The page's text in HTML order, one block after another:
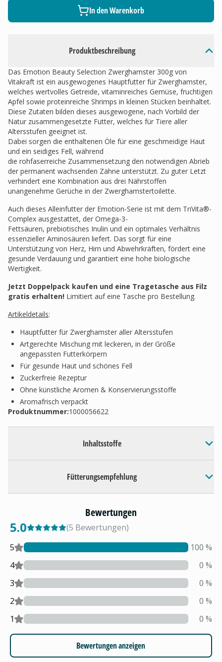
Produktbeschreibung
Das Emotion Beauty Selection Zwerghamster 300g von
Vitakraft ist ein ausgewogenes Hauptfutter für Zwerghamster,
welches wertvolles Getreide, vitaminreiches Gemüse, fruchtigen
Apfel sowie proteinreiche Shrimps in kleinen Stücken beinhaltet.
Diese Zutaten bilden dieses ausgewogene, nach Vorbild der
Natur zusammengesetzte Futter, welches für Tiere aller
Altersstufen geeignet ist.
Dabei sorgen die enthaltenen Öle für eine geschmeidige Haut
und ein seidiges Fell, während
die rohfaserreiche Zusammensetzung den notwendigen Abrieb
der permanent wachsenden Zähne unterstützt. Zu guter Letzt
verhindert eine Kombination aus drei Nährstoffen
unangenehme Gerüche in der Zwerghamstertoilette.
Auch dieses Alleinfutter der Emotion-Serie ist mit dem TriVita®-
Complex ausgestattet, der Omega-3-
Fettsäuren, prebiotisches Inulin und ein optimales Verhältnis
essenzieller Aminosäuren liefert. Das sorgt für eine
Unterstützung von Herz, Hirn und Abwehrkräften, fördert eine
gesunde Verdauung und garantiert eine hohe biologische
Wertigkeit.
Jetzt Doppelpack kaufen und eine Tragetasche aus Filz
gratis erhalten! Limitiert auf eine Tasche pro Bestellung.
Artikeldetails:
Hauptfutter für Zwerghamster aller Altersstufen
Artgerechte Mischung mit leckeren, in der Größe
angepassten Futterkörpern
Für gesunde Haut und schönes Fell
Zuckerfreie Rezeptur
Ohne künstliche Aromen & Konservierungsstoffe
Aromafrisch verpackt
Produktnummer:1000056622
Inhaltsstoffe
Fütterungsempfehlung
In den Warenkorb
Bewertungen
5.0 (5 Bewertungen)
5
100 %
4
0 %
3
0 %
2
0 %
1
0 %
Bewertungen anzeigen